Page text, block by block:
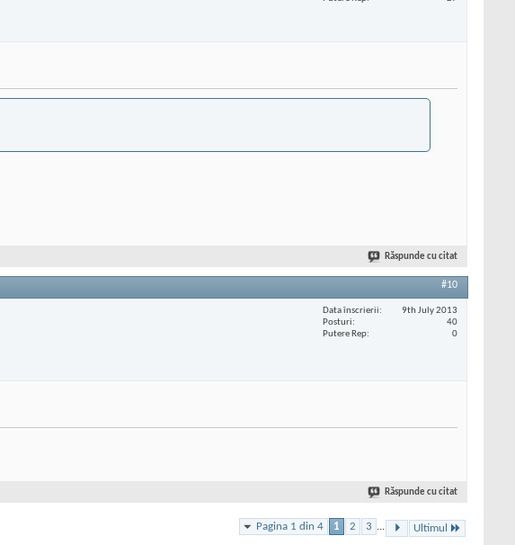
Răspunde cu citat
#10
Data înscrierii
9th July 2013
Posturi
40
Putere Rep
0
Răspunde cu citat
Pagina 1 din 4 1 2 3 ... Ultimul